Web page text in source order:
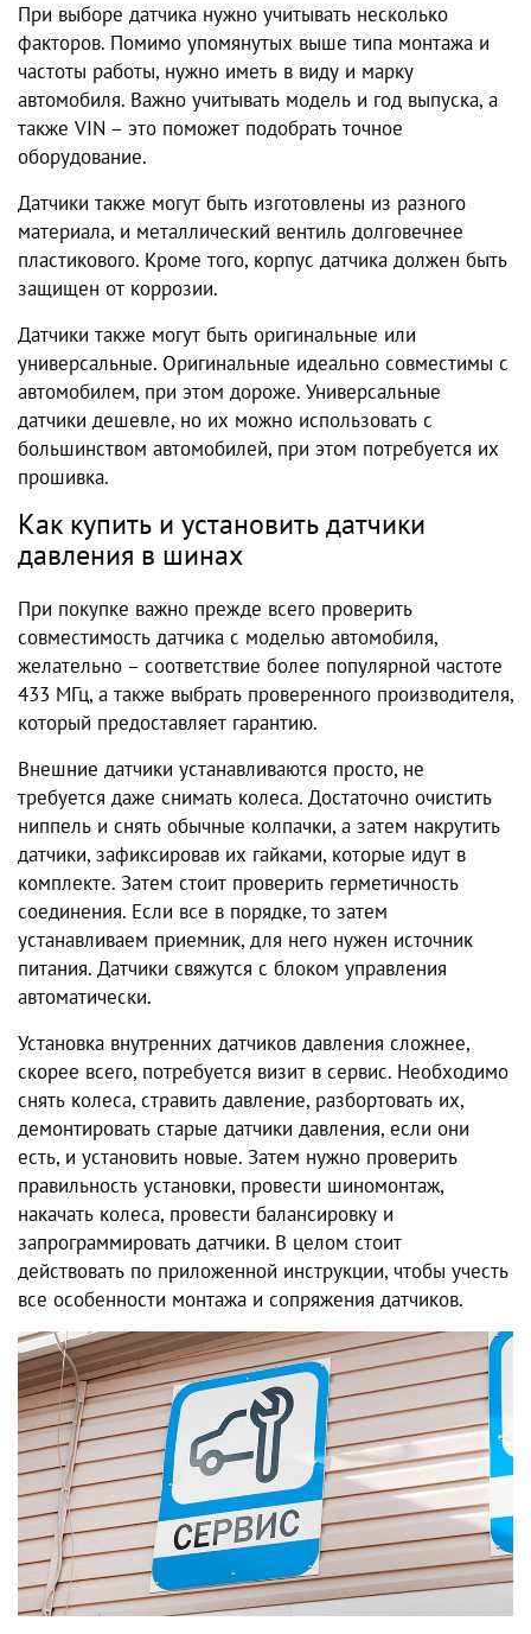
При выборе датчика нужно учитывать несколько
факторов. Помимо упомянутых выше типа монтажа и
частоты работы, нужно иметь в виду и марку
автомобиля. Важно учитывать модель и год выпуска, а
также VIN – это поможет подобрать точное
оборудование.
Датчики также могут быть изготовлены из разного
материала, и металлический вентиль долговечнее
пластикового. Кроме того, корпус датчика должен быть
защищен от коррозии.
Датчики также могут быть оригинальные или
универсальные. Оригинальные идеально совместимы с
автомобилем, при этом дороже. Универсальные
датчики дешевле, но их можно использовать с
большинством автомобилей, при этом потребуется их
прошивка.
Как купить и установить датчики
давления в шинах
При покупке важно прежде всего проверить
совместимость датчика с моделью автомобиля,
желательно – соответствие более популярной частоте
433 МГц, а также выбрать проверенного производителя,
который предоставляет гарантию.
Внешние датчики устанавливаются просто, не
требуется даже снимать колеса. Достаточно очистить
ниппель и снять обычные колпачки, а затем накрутить
датчики, зафиксировав их гайками, которые идут в
комплекте. Затем стоит проверить герметичность
соединения. Если все в порядке, то затем
устанавливаем приемник, для него нужен источник
питания. Датчики свяжутся с блоком управления
автоматически.
Установка внутренних датчиков давления сложнее,
скорее всего, потребуется визит в сервис. Необходимо
снять колеса, стравить давление, разбортовать их,
демонтировать старые датчики давления, если они
есть, и установить новые. Затем нужно проверить
правильность установки, провести шиномонтаж,
накачать колеса, провести балансировку и
запрограммировать датчики. В целом стоит
действовать по приложенной инструкции, чтобы учесть
все особенности монтажа и сопряжения датчиков.